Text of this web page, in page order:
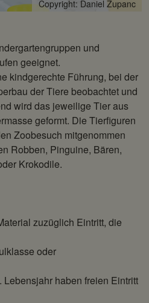
Copyright: Daniel Zupanc
und
geeignet.
kindgerechte Führung, bei der
der Tiere beobachtet und
wird das jeweilige Tier aus
geformt. Die Tierfiguren
Zoobesuch mitgenommen
Robben, Pinguine, Bären,
Krokodile.
zuzüglich Eintritt, die
oder
Lebensjahr haben freien Eintritt